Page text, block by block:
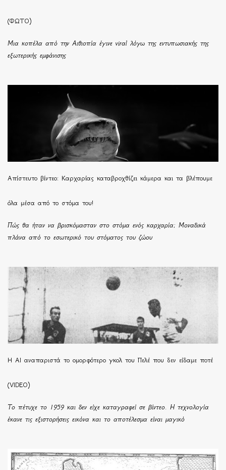
(ΦΩΤΟ)
Μια κοπέλα από την Αιθιοπία έγινε viral λόγω της εντυπωσιακής της
εξωτερικής εμφάνισης
Απίστευτο βίντεο: Καρχαρίας καταβροχθίζει κάμερα και τα βλέπουμε
όλα μέσα από το στόμα του!
Πώς θα ήταν να βρισκόμασταν στο στόμα ενός καρχαρία; Μοναδικά
πλάνα από το εσωτερικό του στόματος του ζώου
Η ΑΙ αναπαριστά το ομορφότερο γκολ του Πελέ που δεν είδαμε ποτέ
(VIDEO)
Το πέτυχε το 1959 και δεν είχε καταγραφεί σε βίντεο. Η τεχνολογία
έκανε τις εξιστορήσεις εικόνα και το αποτέλεσμα είναι μαγικό